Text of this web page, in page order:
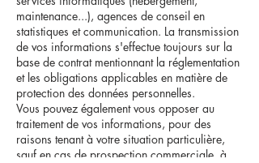
maintenance...), agences de conseil en
statistiques et communication. La transmission
de vos informations s'effectue toujours sur la
base de contrat mentionnant la réglementation
et les obligations applicables en matière de
protection des données personnelles.
Vous pouvez également vous opposer au
traitement de vos informations, pour des
raisons tenant à votre situation particulière,
sauf en cas de prospection commerciale, à